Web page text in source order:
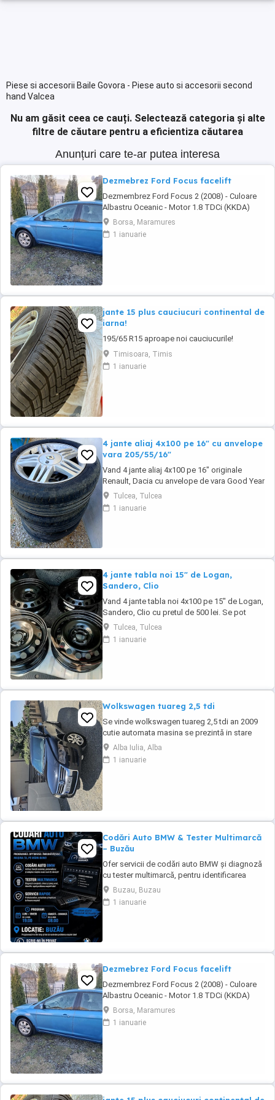
Piese si accesorii Baile Govora - Piese auto si accesorii second
hand Valcea
Nu am găsit ceea ce cauți. Selectează categoria și alte
filtre de căutare pentru a eficientiza căutarea
Anunțuri care te-ar putea interesa
Dezmebrez Ford Focus facelift
Dezmembrez Ford Focus 2 (2008) - Culoare
Albastru Oceanic - Motor 1.8 TDCi (KKDA)
Vand piese din dezmembrarea unui Ford
Focus din anul 2008, motorizare 1.8 TDCi
(cod motor KKDA, 115 CP). Masina are
Borsa, Maramures
1 ianuarie
jante 15 plus cauciucuri continental de
iarna!
195/65 R15 aproape noi cauciucurile!
Timisoara, Timis
1 ianuarie
4 jante aliaj 4x100 pe 16" cu anvelope
vara 205/55/16"
Vand 4 jante aliaj 4x100 pe 16" originale
Renault, Dacia cu anvelope de vara Good Year
205/55/16" cu pretul de 1000 lei. Se pot
achizitiona doar din Tulcea, NU se pot trimite
prin curier.
Tulcea, Tulcea
1 ianuarie
4 jante tabla noi 15" de Logan,
Sandero, Clio
Vand 4 jante tabla noi 4x100 pe 15" de Logan,
Sandero, Clio cu pretul de 500 lei. Se pot
achizitiona doar din Tulcea, NU se trimit prin
curier.
Tulcea, Tulcea
1 ianuarie
Wolkswagen tuareg 2,5 tdi
Se vinde wolkswagen tuareg 2,5 tdi an 2009
cutie automata masina se prezintă in stare
buna de funcționare. NU O DAU LA SCHIMB
Alba Iulia, Alba
1 ianuarie
Codări Auto BMW & Tester Multimarcă
– Buzău
Ofer servicii de codări auto BMW și diagnoză
cu tester multimarcă, pentru identificarea
rapidă a problemelor și activarea diferitelor
funcții disponibile pe mașină. Servicii oferite:
Codări BMW (activare/dezactivare funcții)
Buzau, Buzau
1 ianuarie
Dezmebrez Ford Focus facelift
Dezmembrez Ford Focus 2 (2008) - Culoare
Albastru Oceanic - Motor 1.8 TDCi (KKDA)
Vand piese din dezmembrarea unui Ford
Focus din anul 2008, motorizare 1.8 TDCi
(cod motor KKDA, 115 CP). Masina are
Borsa, Maramures
1 ianuarie